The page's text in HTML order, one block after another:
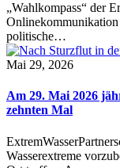
„Wahlkompass“ der
politische…
Mai 29, 2026
Am 29. Mai 2026
zehnten Mal
Wasserextreme